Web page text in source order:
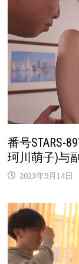
番号STARS-
珂川萌子)与
2023年9月14日